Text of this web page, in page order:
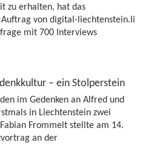
zu erhalten, hat das
von digital-liechtenstein.li
mit 700 Interviews
– ein Stolperstein
im Gedenken an Alfred und
in Liechtenstein zwei
Frommelt stellte am 14.
an der